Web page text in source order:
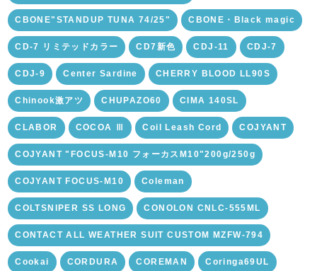
CBONE"STANDUP TUNA 74/25" CBONE・Black magic
CD-7 リミテッドカラー CD7新色 CDJ-11 CDJ-7
CDJ-9 Center Sardine CHERRY BLOOD LL90S
Chinook激アツ CHUPAZO60 CIMA 140SL
CLABOR COCOA Ⅲ Coil Leash Cord COJYANT
COJYANT "FOCUS-M10 フォーカスM10"200g/250g
COJYANT FOCUS-M10 Coleman
COLTSNIPER SS LONG CONOLON CNLC-555ML
CONTACT ALL WEATHER SUIT CUSTOM MZFW-794
Cookai CORDURA COREMAN Coringa69UL